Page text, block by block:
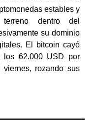
estables y
dentro del
su dominio
El bitcoin cayó
62.000 USD por
rozando sus